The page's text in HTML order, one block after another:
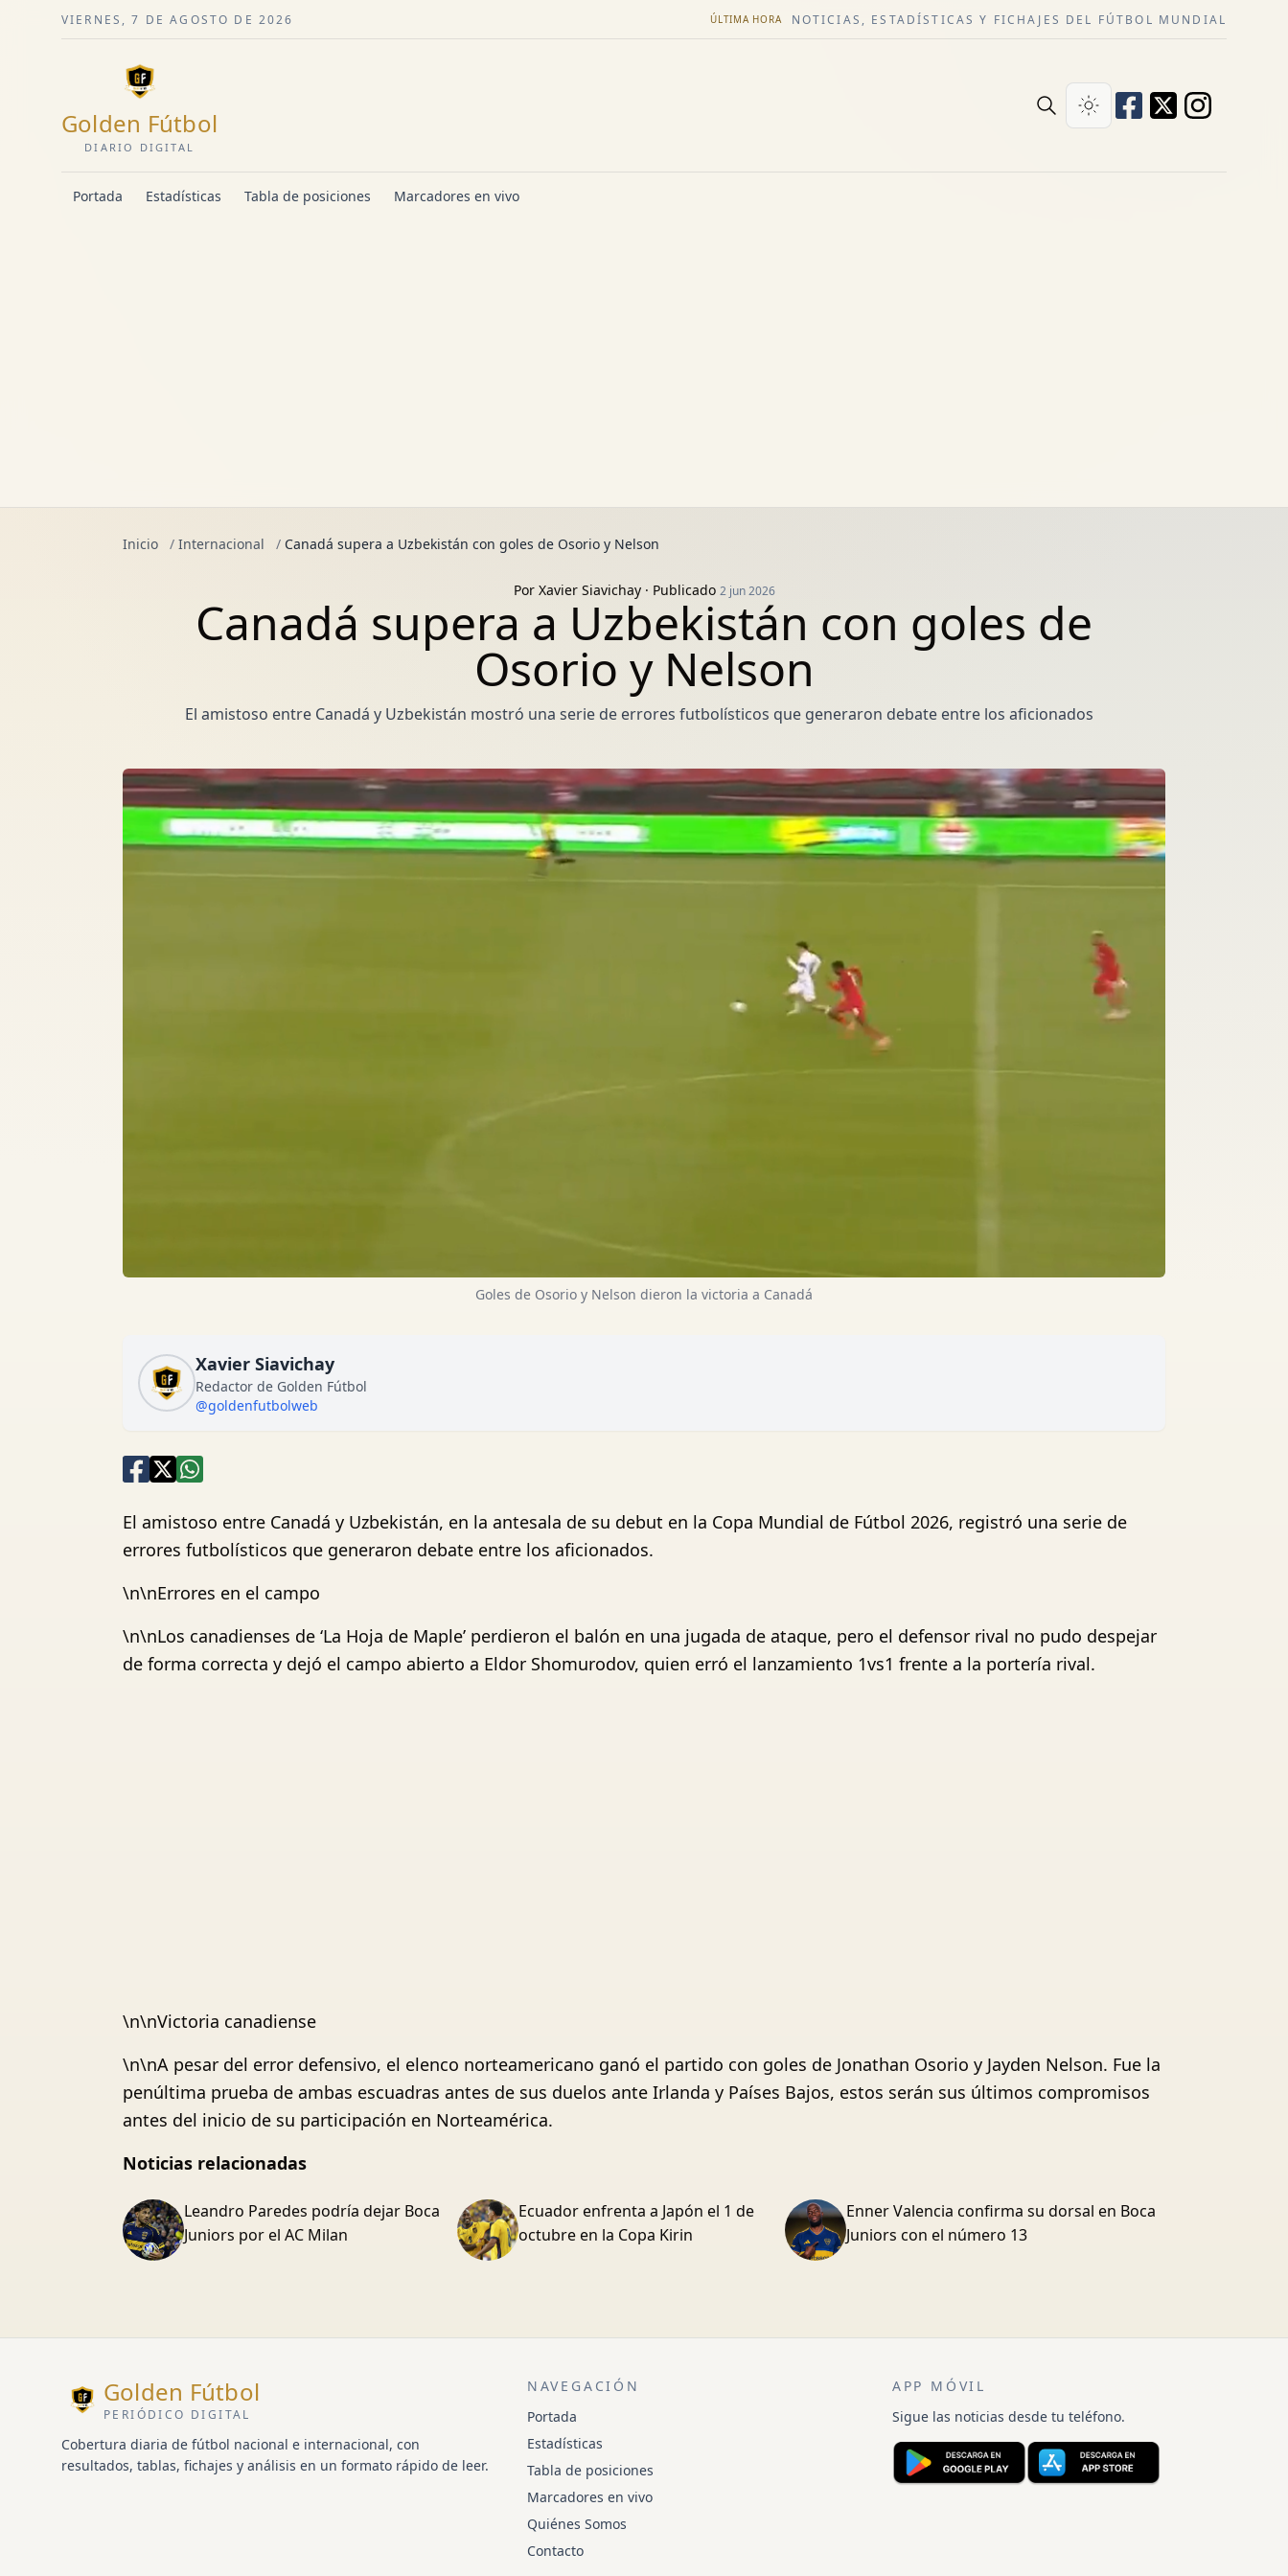
VIERNES, 7 DE AGOSTO DE 2026 ÚLTIMA HORA NOTICIAS, ESTADÍSTICAS Y FICHAJES DEL FÚTBOL MUNDIAL
Golden Fútbol
DIARIO DIGITAL
Portada Estadísticas Tabla de posiciones Marcadores en vivo
Inicio / Internacional / Canadá supera a Uzbekistán con goles de Osorio y Nelson
Por Xavier Siavichay· Publicado 2 jun 2026
Canadá supera a Uzbekistán con goles de
Osorio y Nelson
El amistoso entre Canadá y Uzbekistán mostró una serie de errores futbolísticos que generaron debate entre los aficionados
Goles de Osorio y Nelson dieron la victoria a Canadá
Xavier Siavichay
Redactor de Golden Fútbol
@goldenfutbolweb
El amistoso entre Canadá y Uzbekistán, en la antesala de su debut en la Copa Mundial de Fútbol 2026, registró una serie de
errores futbolísticos que generaron debate entre los aficionados.
\n\nErrores en el campo
\n\nLos canadienses de ‘La Hoja de Maple’ perdieron el balón en una jugada de ataque, pero el defensor rival no pudo despejar
de forma correcta y dejó el campo abierto a Eldor Shomurodov, quien erró el lanzamiento 1vs1 frente a la portería rival.
\n\nVictoria canadiense
\n\nA pesar del error defensivo, el elenco norteamericano ganó el partido con goles de Jonathan Osorio y Jayden Nelson. Fue la
penúltima prueba de ambas escuadras antes de sus duelos ante Irlanda y Países Bajos, estos serán sus últimos compromisos
antes del inicio de su participación en Norteamérica.
Noticias relacionadas
Leandro Paredes podría dejar Boca
Juniors por el AC Milan
Ecuador enfrenta a Japón el 1 de
octubre en la Copa Kirin
Enner Valencia confirma su dorsal en Boca
Juniors con el número 13
Golden Fútbol
PERIÓDICO DIGITAL
Cobertura diaria de fútbol nacional e internacional, con
resultados, tablas, fichajes y análisis en un formato rápido de leer.
NAVEGACIÓN
Portada
Estadísticas
Tabla de posiciones
Marcadores en vivo
Quiénes Somos
Contacto
APP MÓVIL
Sigue las noticias desde tu teléfono.